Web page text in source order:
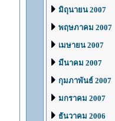
มิถุนายน 2007
พฤษภาคม 2007
เมษายน 2007
มีนาคม 2007
กุมภาพันธ์ 2007
มกราคม 2007
ธันวาคม 2006